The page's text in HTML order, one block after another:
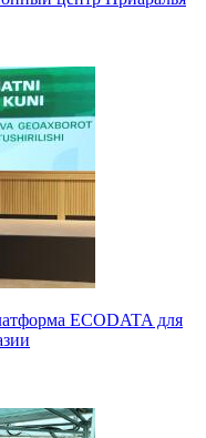
ECODATA для